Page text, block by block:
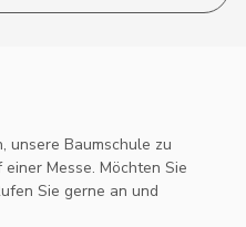
unsere Baumschule zu
Messe. Möchten Sie
Sie gerne an und